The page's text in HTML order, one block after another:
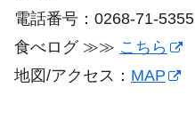
電話番号：0268-71-5355
食べログ ≫≫ こちら
地図/アクセス： MAP